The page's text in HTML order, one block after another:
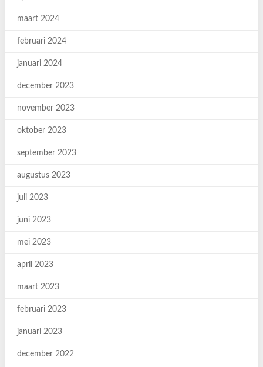
maart 2024
februari 2024
januari 2024
december 2023
november 2023
oktober 2023
september 2023
augustus 2023
juli 2023
juni 2023
mei 2023
april 2023
maart 2023
februari 2023
januari 2023
december 2022